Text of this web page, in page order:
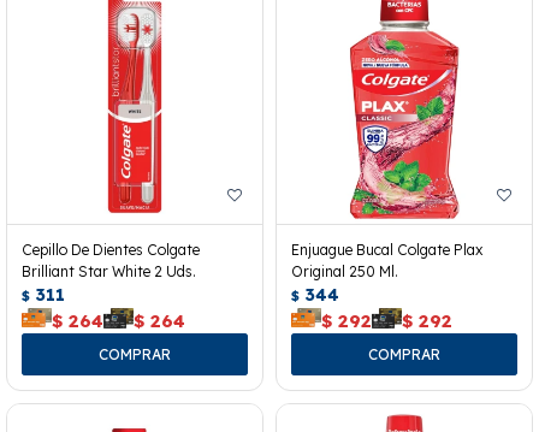
Cepillo De Dientes Colgate
Brilliant Star White 2 Uds.
$ 311
$ 264 $ 264
Enjuague Bucal Colgate Plax
Original 250 Ml.
$ 344
$ 292 $ 292